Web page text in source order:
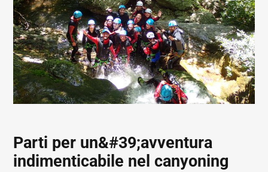
Parti per un&#39;avventura
indimenticabile nel canyoning